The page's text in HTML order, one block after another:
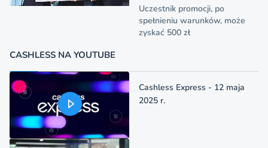
Uczestnik promocji, po
spełnieniu warunków, może
zyskać 500 zł
CASHLESS NA YOUTUBE
Cashless Express - 12 maja
2025 r.